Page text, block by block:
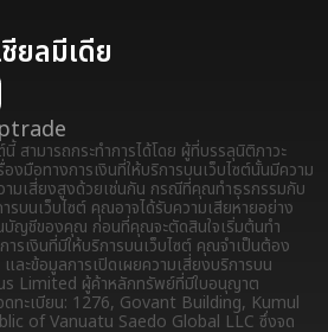
ยลมีเดีย
สามารถกระทำการได้โดย ผู้ที่บรรลุนิติภาวะ
งมือทางการเงินที่ให้บริการบนเว็บไซต์นั้นมีความ
ามเสี่ยงสูงด้วยเช่นกัน กรณีที่คุณทำธุรกรรมกับ
รบนเว็บไซต์ คุณอาจได้รับความเสียหายอย่าง
บัญชีของคุณ ก่อนที่คุณจะตัดสินใจเริ่มต้นทำ
รเงินที่มีให้บริการบนเว็บไซต์ คุณจำเป็นต้อง
ละข้อมูลการเปิดเผยความเสี่ยงบริการบน
Limited ผู้ค้าหลักทรัพย์ที่มีใบอนุญาต
ดทะเบียน: 1276, Govant Building, Kumul
of Vanuatu Saedo Global LLC ซึ่งจด